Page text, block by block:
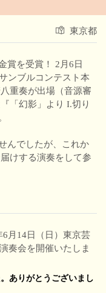
東京都
賞を受賞！ 2月6日
ンブルコンテスト本
重奏が出場（音源審
「幻影」より I.切り
んでしたが、これか
けする演奏をして参
月14日（日）東京芸
奏会を開催いたしま
ありがとうございまし